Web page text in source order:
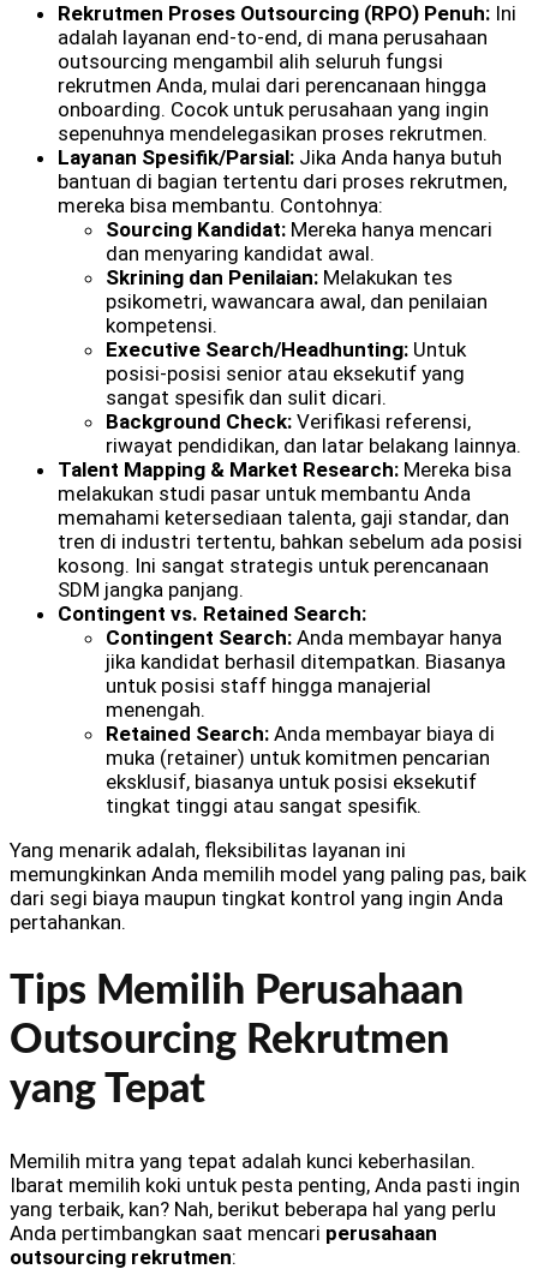
Rekrutmen Proses Outsourcing (RPO) Penuh: Ini
adalah layanan end-to-end, di mana perusahaan
outsourcing mengambil alih seluruh fungsi
rekrutmen Anda, mulai dari perencanaan hingga
onboarding. Cocok untuk perusahaan yang ingin
sepenuhnya mendelegasikan proses rekrutmen.
Layanan Spesifik/Parsial: Jika Anda hanya butuh
bantuan di bagian tertentu dari proses rekrutmen,
mereka bisa membantu. Contohnya:
Sourcing Kandidat: Mereka hanya mencari
dan menyaring kandidat awal.
Skrining dan Penilaian: Melakukan tes
psikometri, wawancara awal, dan penilaian
kompetensi.
Executive Search/Headhunting: Untuk
posisi-posisi senior atau eksekutif yang
sangat spesifik dan sulit dicari.
Background Check: Verifikasi referensi,
riwayat pendidikan, dan latar belakang lainnya.
Talent Mapping & Market Research: Mereka bisa
melakukan studi pasar untuk membantu Anda
memahami ketersediaan talenta, gaji standar, dan
tren di industri tertentu, bahkan sebelum ada posisi
kosong. Ini sangat strategis untuk perencanaan
SDM jangka panjang.
Contingent vs. Retained Search:
Contingent Search: Anda membayar hanya
jika kandidat berhasil ditempatkan. Biasanya
untuk posisi staff hingga manajerial
menengah.
Retained Search: Anda membayar biaya di
muka (retainer) untuk komitmen pencarian
eksklusif, biasanya untuk posisi eksekutif
tingkat tinggi atau sangat spesifik.
Yang menarik adalah, fleksibilitas layanan ini
memungkinkan Anda memilih model yang paling pas, baik
dari segi biaya maupun tingkat kontrol yang ingin Anda
pertahankan.
Tips Memilih Perusahaan
Outsourcing Rekrutmen
yang Tepat
Memilih mitra yang tepat adalah kunci keberhasilan.
Ibarat memilih koki untuk pesta penting, Anda pasti ingin
yang terbaik, kan? Nah, berikut beberapa hal yang perlu
Anda pertimbangkan saat mencari perusahaan
outsourcing rekrutmen: